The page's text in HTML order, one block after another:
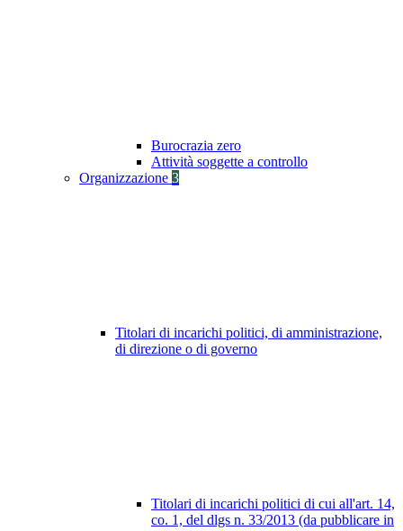
Burocrazia zero
Attività soggette a controllo
Organizzazione 3
Titolari di incarichi politici, di amministrazione,
di direzione o di governo
Titolari di incarichi politici di cui all'art. 14,
co. 1, del dlgs n. 33/2013 (da pubblicare in